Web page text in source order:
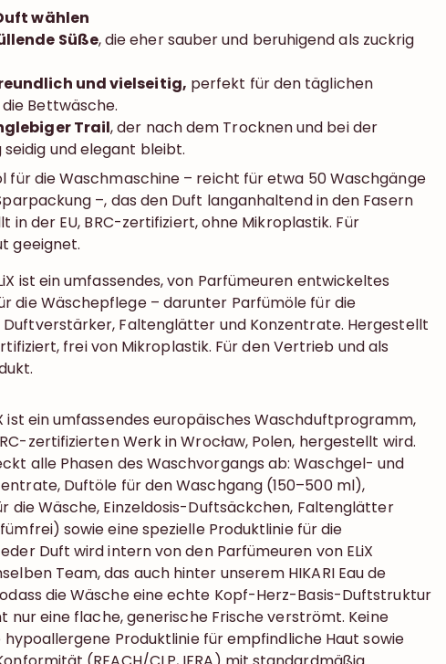
wählen
Süße, die eher sauber und beruhigend als zuckrig
und vielseitig, perfekt für den täglichen
Bettwäsche.
Trail, der nach dem Trocknen und bei der
und elegant bleibt.
für die Waschmaschine – reicht für etwa 50 Waschgänge
–, das den Duft langanhaltend in den Fasern
in der EU, BRC-zertifiziert, ohne Mikroplastik. Für
geeignet.
ist ein umfassendes, von Parfümeuren entwickeltes
die Wäschepflege – darunter Parfümöle für die
Duftverstärker, Faltenglätter und Konzentrate. Hergestellt
frei von Mikroplastik. Für den Vertrieb und als
ist ein umfassendes europäisches Waschduftprogramm,
zertifizierten Werk in Wrocław, Polen, hergestellt wird.
alle Phasen des Waschvorgangs ab: Waschgel- und
Duftöle für den Waschgang (150–500 ml),
die Wäsche, Einzeldosis-Duftsäckchen, Faltenglätter
sowie eine spezielle Produktlinie für die
Duft wird intern von den Parfümeuren von ELiX
Team, das auch hinter unserem HIKARI Eau de
die Wäsche eine echte Kopf-Herz-Basis-Duftstruktur
nur eine flache, generische Frische verströmt. Keine
hypoallergene Produktlinie für empfindliche Haut sowie